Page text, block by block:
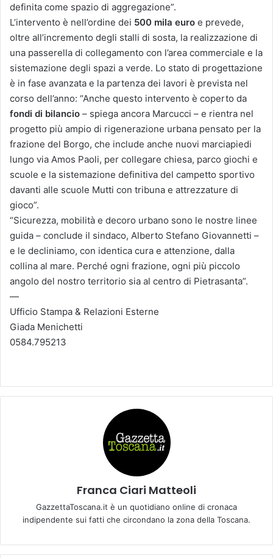
definita come spazio di aggregazione”.
L’intervento è nell’ordine dei 500 mila euro e prevede,
oltre all’incremento degli stalli di sosta, la realizzazione di
una passerella di collegamento con l’area commerciale e la
sistemazione degli spazi a verde. Lo stato di progettazione
è in fase avanzata e la partenza dei lavori è prevista nel
corso dell’anno: “Anche questo intervento è coperto da
fondi di bilancio – spiega ancora Marcucci – e rientra nel
progetto più ampio di rigenerazione urbana pensato per la
frazione del Borgo, che include anche nuovi marciapiedi
lungo via Amos Paoli, per collegare chiesa, parco giochi e
scuole e la sistemazione definitiva del campetto sportivo
davanti alle scuole Mutti con tribuna e attrezzature di
gioco”.
“Sicurezza, mobilità e decoro urbano sono le nostre linee
guida – conclude il sindaco, Alberto Stefano Giovannetti –
e le decliniamo, con identica cura e attenzione, dalla
collina al mare. Perché ogni frazione, ogni più piccolo
angolo del nostro territorio sia al centro di Pietrasanta”.
—
Ufficio Stampa & Relazioni Esterne
Giada Menichetti
0584.795213
Franca Ciari Matteoli
GazzettaToscana.it è un quotidiano online di cronaca
indipendente sui fatti che circondano la zona della Toscana.